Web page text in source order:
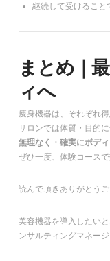
継続して受けること
まとめ｜
ィへ
痩身機器は、それぞれ
サロンでは体質・目的
無理なく・確実にボデ
ぜひ一度、体験コース
読んで頂きありがとうご
美容機器を導入したい
ンサルティングマネー